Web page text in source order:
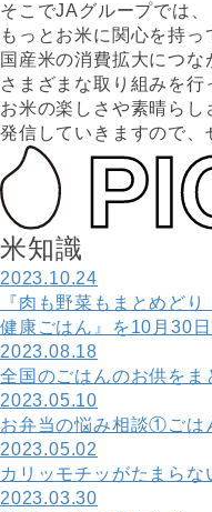
そこでJAグループでは、
もっとお米に関心を持っ
国産米の消費拡大につ
さまざまな取り組みを行
お米の楽しさや素晴ら
発信していきますので、
米知識
2023.10.24
『肉も野菜もまとめど
健康ごはん』を10月30日
2023.08.18
全国のごはんのお供をま
2023.05.10
お弁当の悩み相談①ごは
2023.05.02
カリッモチッがたまら
2023.03.30